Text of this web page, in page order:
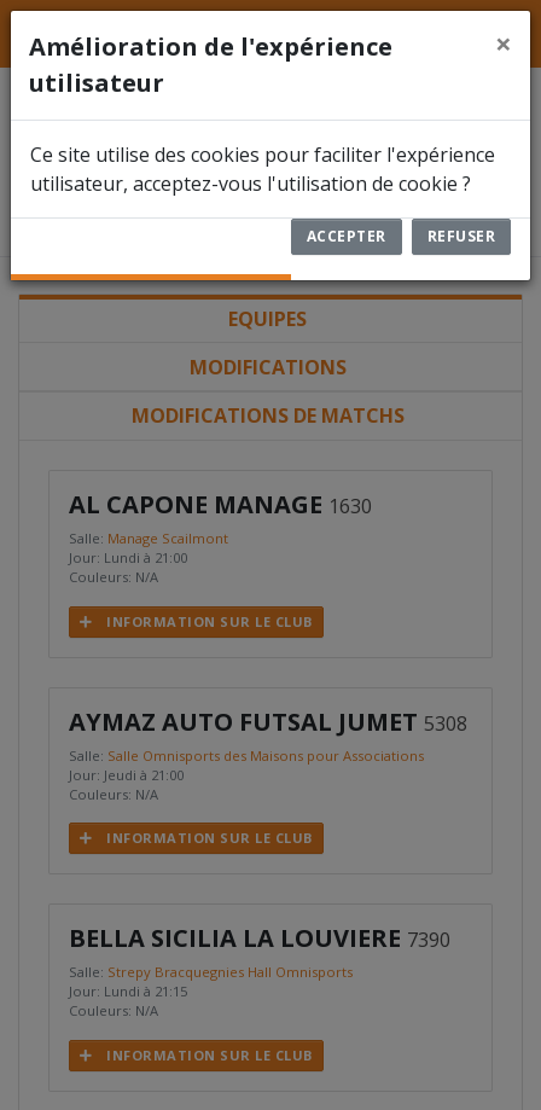
LFFSHainaut
Division 1 Ligue Francophone de Football en
EQUIPES
MODIFICATIONS
MODIFICATIONS DE MATCHS
AL CAPONE MANAGE 1630
Salle: Manage Scailmont
Jour: Lundi à 21:00
Couleurs: N/A
INFORMATION SUR LE CLUB
AYMAZ AUTO FUTSAL JUMET 5308
Salle: Salle Omnisports des Maisons pour Associations
Jour: Jeudi à 21:00
Couleurs: N/A
INFORMATION SUR LE CLUB
BELLA SICILIA LA LOUVIERE 7390
Salle: Strepy Bracquegnies Hall Omnisports
Jour: Lundi à 21:15
Couleurs: N/A
INFORMATION SUR LE CLUB
Amélioration de l'expérience
utilisateur
×
Ce site utilise des cookies pour faciliter l'expérience
utilisateur, acceptez-vous l'utilisation de cookie ?
ACCEPTER REFUSER
FÉDÉRATION
COMPÉTITIONS
DOCUMENTS